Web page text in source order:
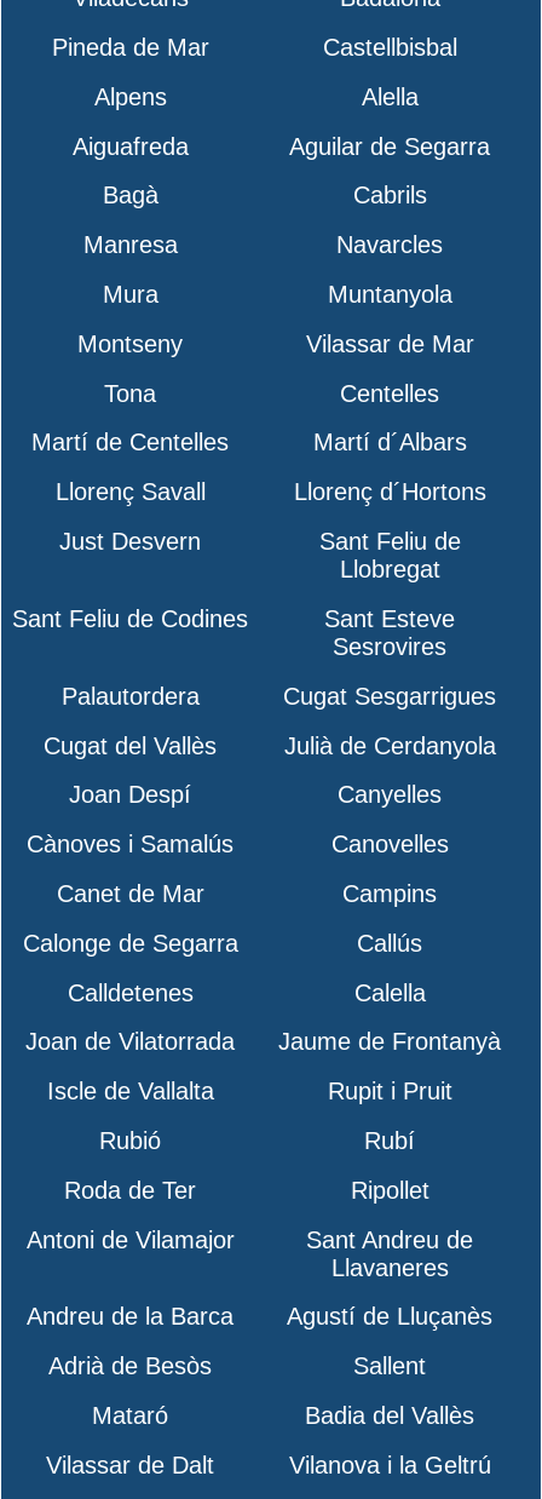
Pineda de Mar
Castellbisbal
Alpens
Alella
Aiguafreda
Aguilar de Segarra
Bagà
Cabrils
Manresa
Navarcles
Mura
Muntanyola
Montseny
Vilassar de Mar
Tona
Centelles
Martí de Centelles
Martí d´Albars
Llorenç Savall
Llorenç d´Hortons
Just Desvern
Sant Feliu de
Llobregat
Sant Feliu de Codines
Sant Esteve
Sesrovires
Palautordera
Cugat Sesgarrigues
Cugat del Vallès
Julià de Cerdanyola
Joan Despí
Canyelles
Cànoves i Samalús
Canovelles
Canet de Mar
Campins
Calonge de Segarra
Callús
Calldetenes
Calella
Joan de Vilatorrada
Jaume de Frontanyà
Iscle de Vallalta
Rupit i Pruit
Rubió
Rubí
Roda de Ter
Ripollet
Antoni de Vilamajor
Sant Andreu de
Llavaneres
Andreu de la Barca
Agustí de Lluçanès
Adrià de Besòs
Sallent
Mataró
Badia del Vallès
Vilassar de Dalt
Vilanova i la Geltrú